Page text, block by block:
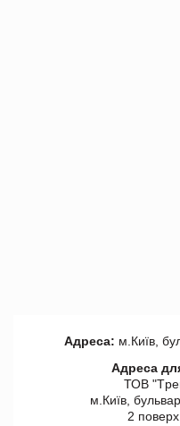
Адреса: м.Київ,
Адреса
ТОВ
м.Київ,
2